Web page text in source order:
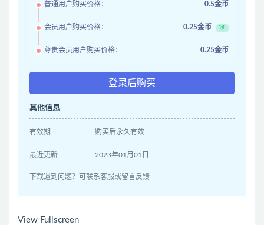
普通用户购买价格： 0.5金币
会员用户购买价格： 0.25金币 5折
尊贵会员用户购买价格： 0.25金币
登录后购买
其他信息
有效期 购买后永久有效
最近更新 2023年01月01日
下载遇到问题？可联系客服或留言反馈
View Fullscreen